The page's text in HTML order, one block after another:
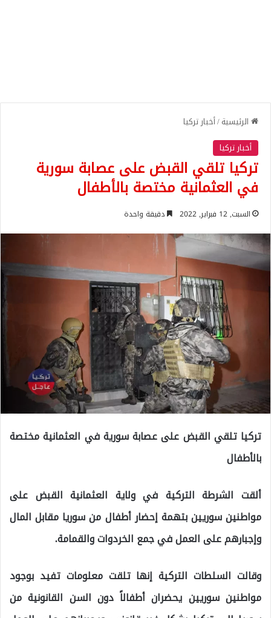
الرئيسية/أخبار تركيا
أخبار تركيا
تركيا تلقي القبض على عصابة سورية
في العثمانية مختصة بالأطفال
السبت, 12 فبراير, 2022 دقيقة واحدة
تركيا تلقي القبض على عصابة سورية في العثمانية مختصة
بالأطفال
ألقت الشرطة التركية في ولاية العثمانية القبض على
مواطنين سوريين بتهمة إحضار أطفال من سوريا مقابل المال
وإجبارهم على العمل في جمع الخردوات والقمامة.
وقالت السلطات التركية إنها تلقت معلومات تفيد بوجود
مواطنين سوريين يحضران أطفالاً دون السن القانونية من